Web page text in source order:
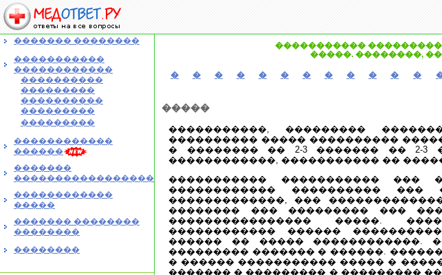
������� ��������
�����������
������������
����������
���������
����������
���������
���������
������������
������
�������
�����������������
������������
�����
������� ��������
��������
��������
�����������
�����. ��������,
� � � � � � � � � � � �
�����
�����������, ���������
���������� ����� ����������
� �������� �� 2-3 ������� �� 2-3
������������, ����������� ��
����������� ����������� ���
������������ ���������� ���
�������������, ���
�������� ��� ��������� ���
���������������� �����.
������������ ������
������ �� ����� ������������.
��������� ������� � ������.
� ������ ����������� ����� �
������� � ��������� � ���������